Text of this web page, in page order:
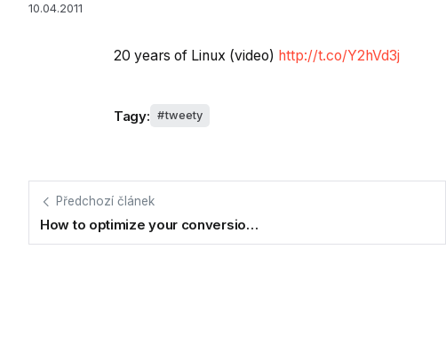
10.04.2011
20 years of Linux (video) http://t.co/Y2hVd3j
Tagy: tweety
Předchozí článek
How to optimize your conversio…